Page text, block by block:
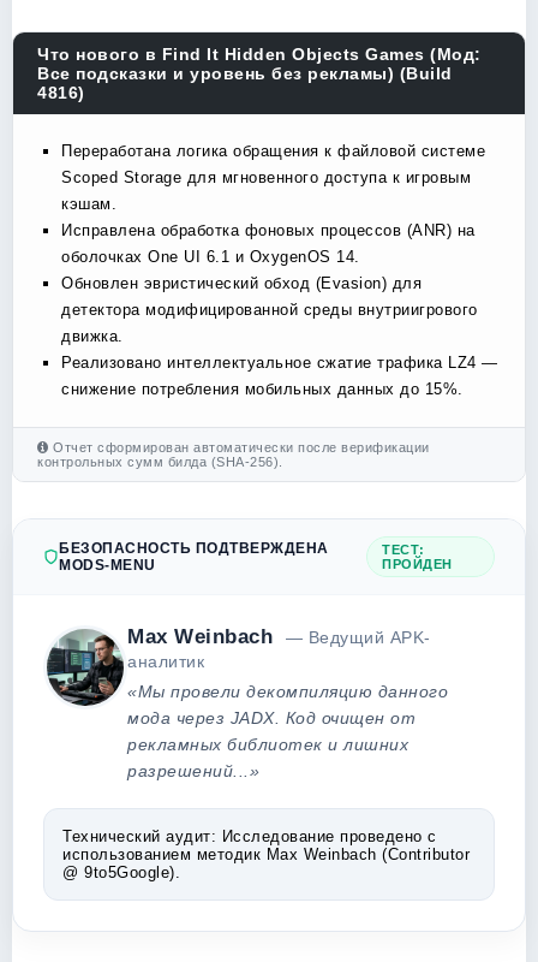
Что нового в Find It Hidden Objects Games (Мод:
Все подсказки и уровень без рекламы) (Build
4816)
Переработана логика обращения к файловой системе
Scoped Storage для мгновенного доступа к игровым
кэшам.
Исправлена обработка фоновых процессов (ANR) на
оболочках One UI 6.1 и OxygenOS 14.
Обновлен эвристический обход (Evasion) для
детектора модифицированной среды внутриигрового
движка.
Реализовано интеллектуальное сжатие трафика LZ4 —
снижение потребления мобильных данных до 15%.
Отчет сформирован автоматически после верификации
контрольных сумм билда (SHA-256).
БЕЗОПАСНОСТЬ ПОДТВЕРЖДЕНА
MODS-MENU
ТЕСТ:
ПРОЙДЕН
Max Weinbach
— Ведущий APK-
аналитик
«Мы провели декомпиляцию данного
мода через JADX. Код очищен от
рекламных библиотек и лишних
разрешений...»
Технический аудит: Исследование проведено с
использованием методик Max Weinbach (Contributor
@ 9to5Google).